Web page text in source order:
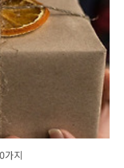
, 핏빗 3. 게임기/게
즐길 거리를 제공하는 선물추
시리즈 S 4. 책/만화책 시리
키..
가지